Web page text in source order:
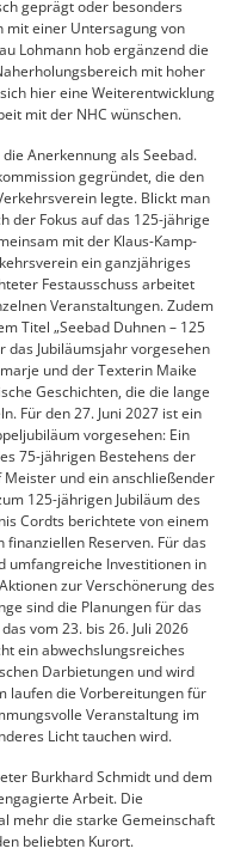
geprägt oder besonders
mit einer Untersagung von
Lohmann hob ergänzend die
mit hoher
hier eine Weiterentwicklung
mit der NHC wünschen.
Anerkennung als Seebad.
gegründet, die den
legte. Blickt man
der Fokus auf das 125-jährige
mit der Klaus-Kamp-
ein ganzjähriges
Festausschuss arbeitet
Veranstaltungen. Zudem
Titel „Seebad Duhnen – 125
das Jubiläumsjahr vorgesehen
und der Texterin Maike
Geschichten, die die lange
Für den 27. Juni 2027 ist ein
vorgesehen: Ein
75-jährigen Bestehens der
und ein anschließender
125-jährigen Jubiläum des
Cordts berichtete von einem
finanziellen Reserven. Für das
umfangreiche Investitionen in
zur Verschönerung des
sind die Planungen für das
vom 23. bis 26. Juli 2026
ein abwechslungsreiches
Darbietungen und wird
laufen die Vorbereitungen für
Veranstaltung im
Licht tauchen wird.
Burkhard Schmidt und dem
Arbeit. Die
mehr die starke Gemeinschaft
beliebten Kurort.